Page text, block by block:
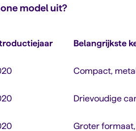
model uit?
Belangrijkste
Compact,
Drievoudige
Groter